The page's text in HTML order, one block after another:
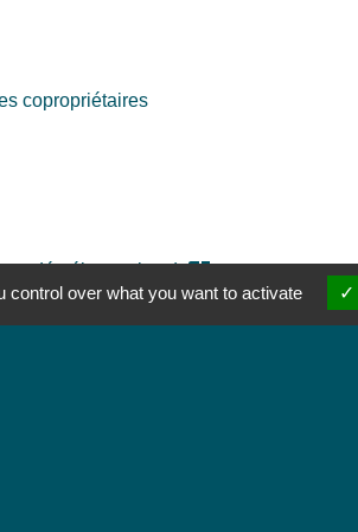
copropriétaires
électronique)open_in_new
over what you want to activate